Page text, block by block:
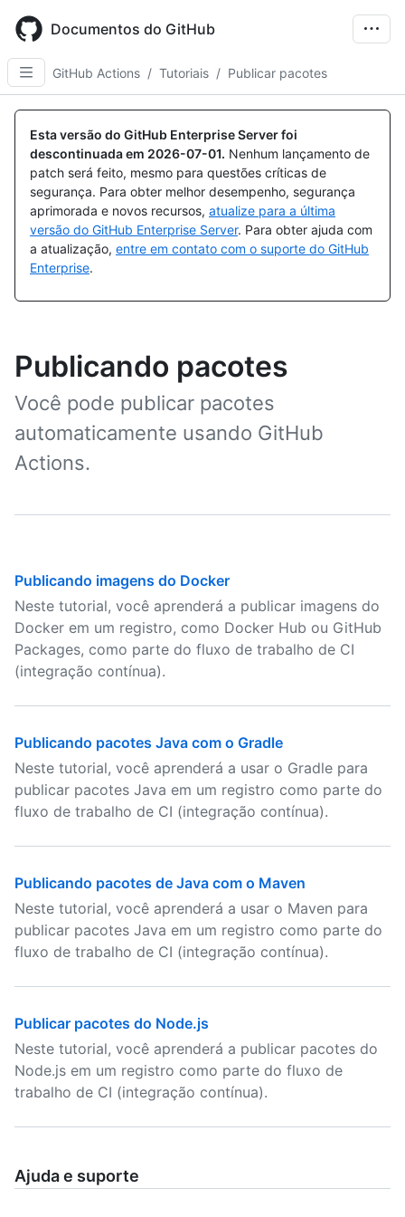
main
content
Documentos do GitHub
GitHub Actions / Tutoriais / Publicar pacotes
Esta versão do GitHub Enterprise Server foi
descontinuada em 2026-07-01. Nenhum lançamento de
patch será feito, mesmo para questões críticas de
segurança. Para obter melhor desempenho, segurança
aprimorada e novos recursos, atualize para a última
versão do GitHub Enterprise Server. Para obter ajuda com
a atualização, entre em contato com o suporte do GitHub
Enterprise.
Publicando pacotes
Você pode publicar pacotes
automaticamente usando GitHub
Actions.
Publicando imagens do Docker
Neste tutorial, você aprenderá a publicar imagens do
Docker em um registro, como Docker Hub ou GitHub
Packages, como parte do fluxo de trabalho de CI
(integração contínua).
Publicando pacotes Java com o Gradle
Neste tutorial, você aprenderá a usar o Gradle para
publicar pacotes Java em um registro como parte do
fluxo de trabalho de CI (integração contínua).
Publicando pacotes de Java com o Maven
Neste tutorial, você aprenderá a usar o Maven para
publicar pacotes Java em um registro como parte do
fluxo de trabalho de CI (integração contínua).
Publicar pacotes do Node.js
Neste tutorial, você aprenderá a publicar pacotes do
Node.js em um registro como parte do fluxo de
trabalho de CI (integração contínua).
Ajuda e suporte